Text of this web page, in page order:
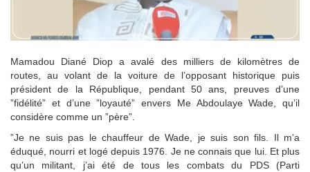
Mamadou Diané Diop a avalé des milliers de kilomètres de
routes, au volant de la voiture de l’opposant historique puis
président de la République, pendant 50 ans, preuves d’une
”fidélité” et d’une ”loyauté” envers Me Abdoulaye Wade, qu’il
considère comme un ”père”.
”Je ne suis pas le chauffeur de Wade, je suis son fils. Il m’a
éduqué, nourri et logé depuis 1976. Je ne connais que lui. Et plus
qu’un militant, j’ai été de tous les combats du PDS (Parti